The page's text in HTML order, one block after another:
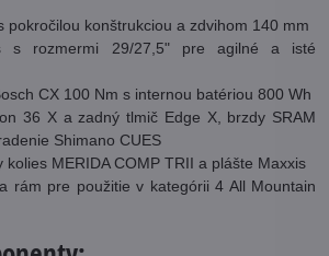
pokročilou konštrukciou a zdvihom 140 mm
s rozmermi 29/27,5" pre agilné a isté
CX 100 Nm s internou batériou 800 Wh
36 X a zadný tlmič Edge X, brzdy SRAM
Shimano CUES
MERIDA COMP TRII a plášte Maxxis
rám pre použitie v kategórii 4 All Mountain